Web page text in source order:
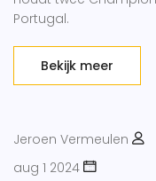
Portugal.
Bekijk meer
Jeroen Vermeulen
aug 1 2024